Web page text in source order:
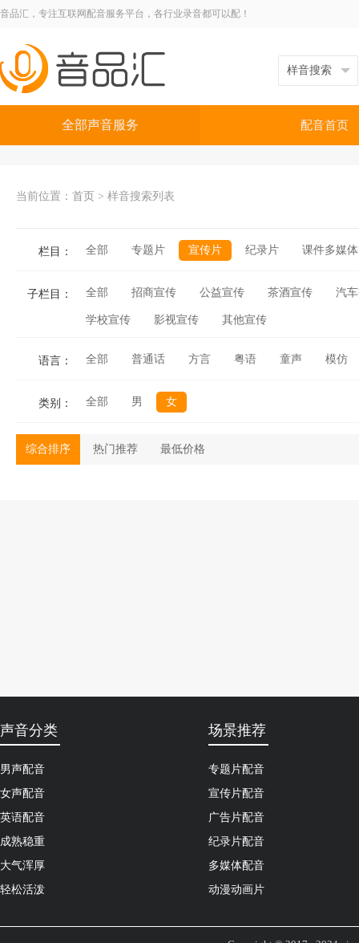
音品汇，专注互联网配音服务平台，各行业录音都可以配！
全部声音服务 配音首页
当前位置： 首页 > 样音搜索列表
栏目： 全部 专题片 宣传片 纪录片 课件多媒体
子栏目： 全部 招商宣传 公益宣传 茶酒宣传 汽
学校宣传 影视宣传 其他宣传
语言： 全部 普通话 方言 粤语 童声 模仿
类别： 全部 男 女
综合排序 热门推荐 最低价格
声音分类
男声配音
女声配音
英语配音
成熟稳重
大气浑厚
轻松活泼
场景推荐
专题片配音
宣传片配音
广告片配音
纪录片配音
多媒体配音
动漫动画片